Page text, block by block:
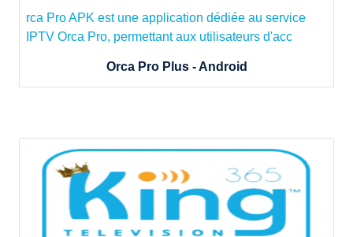
rca Pro APK est une application dédiée au service
IPTV Orca Pro, permettant aux utilisateurs d'acc
Orca Pro Plus - Android